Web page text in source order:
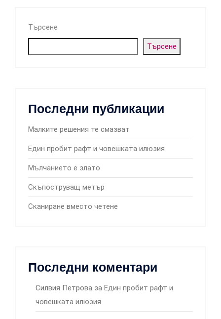
Търсене
Търсене
Последни публикации
Малките решения те смазват
Един пробит рафт и човешката илюзия
Мълчанието е злато
Скъпоструващ метър
Сканиране вместо четене
Последни коментари
Силвия Петрова за Един пробит рафт и
човешката илюзия